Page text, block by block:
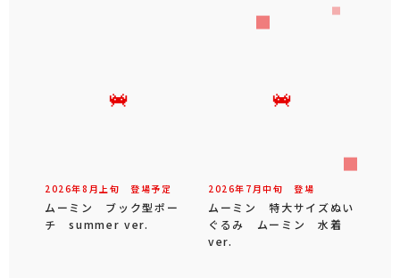
2026年8 月 上旬 登場予定
ムーミン ブック型ポー
チ summer ver.
2026年 7 月中旬 登場
ムーミン 特大サイズぬい
ぐるみ ムーミン 水着
ver.